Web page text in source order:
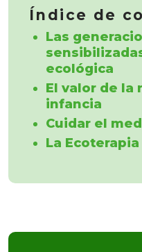
Índice de
Las
ecológica
El valor de la
infancia
Cuidar el
La Ecoterapia